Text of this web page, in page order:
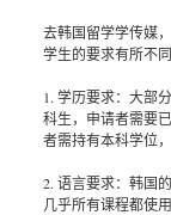
去韩国留学学传媒
学生的要求有所不
1. 学历要求：大部
科生，申请者需要
者需持有本科学位
2. 语言要求：韩国
几乎所有课程都使